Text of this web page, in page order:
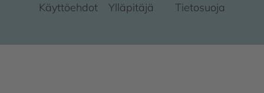
Käyttöehdot Ylläpitäjä Tietosuoja